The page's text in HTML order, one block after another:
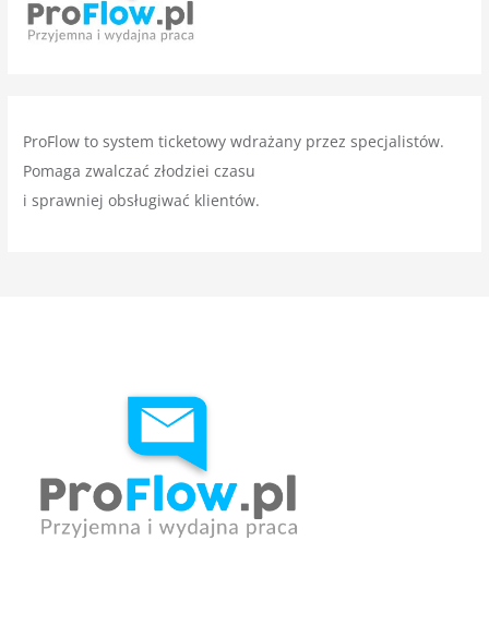
ProFlow to system ticketowy wdrażany przez specjalistów.
Pomaga zwalczać złodziei czasu
i sprawniej obsługiwać klientów.